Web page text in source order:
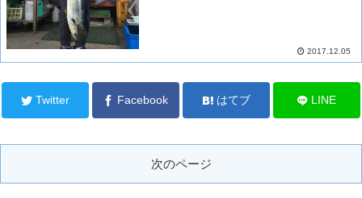
2017.12.05
Twitter Facebook はてブ LINE
次のページ